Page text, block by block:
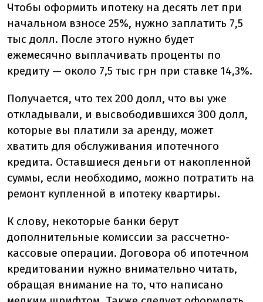
Чтобы оформить ипотеку на десять лет при
начальном взносе 25%, нужно заплатить 7,5
тыс долл. После этого нужно будет
ежемесячно выплачивать проценты по
кредиту — около 7,5 тыс грн при ставке 14,3%.
Получается, что тех 200 долл, что вы уже
откладывали, и высвободившихся 300 долл,
которые вы платили за аренду, может
хватить для обслуживания ипотечного
кредита. Оставшиеся деньги от накопленной
суммы, если необходимо, можно потратить на
ремонт купленной в ипотеку квартиры.
К слову, некоторые банки берут
дополнительные комиссии за рассчетно-
кассовые операции. Договора об ипотечном
кредитовании нужно внимательно читать,
обращая внимание на то, что написано